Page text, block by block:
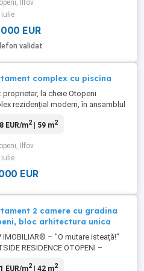
Compartimentare: * Living
și luminos * Dormitor * Bucătărie
mobilată * ...
Ilfov
iulie
EUR
validat
complex cu piscina
proprietar, la cheie Otopeni
rezidențial modern, în ansamblul
la câteva minute de Aeroportul
Detalii apartament: Pe soare
construită: 65 m Suprafață utilă:
6mp ...
EUR/m2| 59 m2
Ilfov
iulie
EUR
2 camere cu gradina
bloc arhitectura unica
IMOBILIAR® – "O mutare isteață!"
RESIDENCE OTOPENI –
EUR/m2| 42 m2